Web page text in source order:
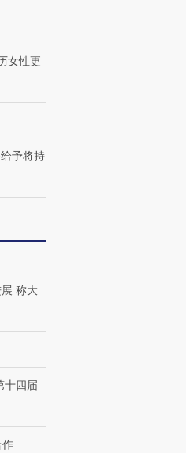
女性更
予将持
称大
十四届
作